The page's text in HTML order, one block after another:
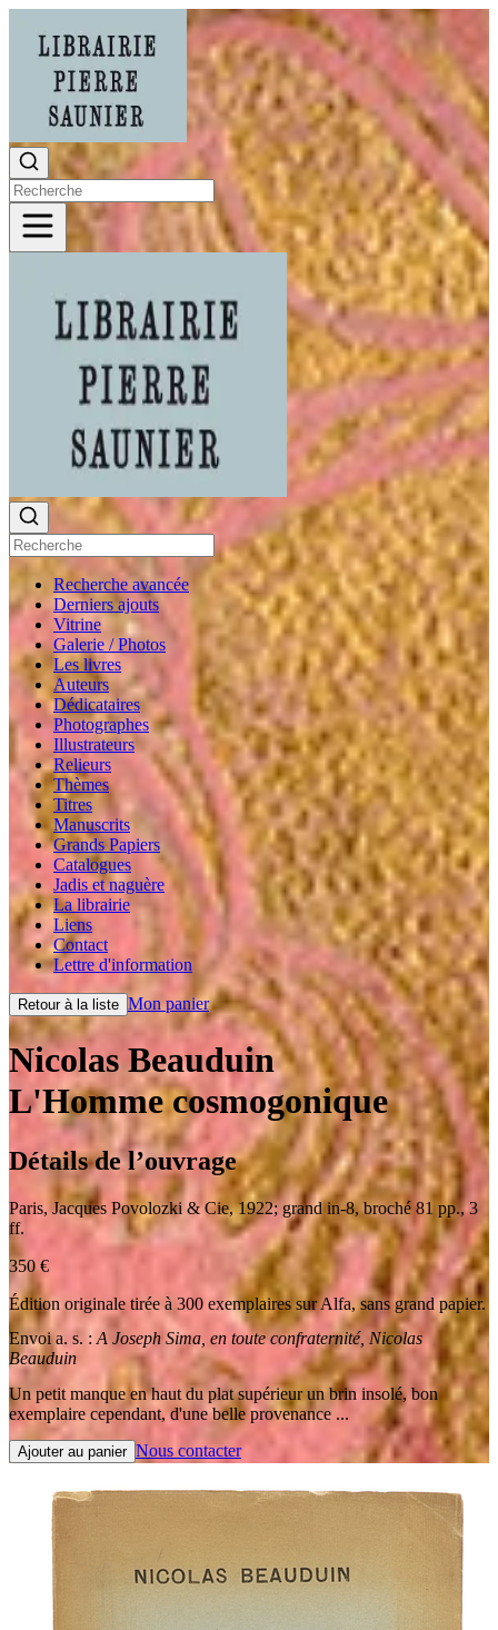
Recherche avancée
Derniers ajouts
Vitrine
Galerie / Photos
Les livres
Auteurs
Dédicataires
Photographes
Illustrateurs
Relieurs
Thèmes
Titres
Manuscrits
Grands Papiers
Catalogues
Jadis et naguère
La librairie
Liens
Contact
Lettre d'information
Retour à la liste Mon panier
Nicolas Beauduin
L'Homme cosmogonique
Détails de l’ouvrage
Paris,Jacques Povolozki & Cie,1922; grand in-8, broché 81 pp., 3
ff.
350€
Édition originale tirée à 300 exemplaires sur Alfa, sans grand papier.
Envoi a. s. : A Joseph Sima, en toute confraternité, Nicolas
Beauduin
Un petit manque en haut du plat supérieur un brin insolé, bon
exemplaire cependant, d'une belle provenance ...
Ajouter au panier Nous contacter